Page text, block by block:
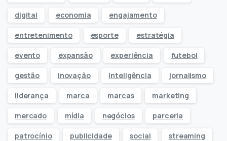
digital economia engajamento
entretenimento esporte estratégia
evento expansão experiência futebol
gestão inovação inteligência jornalismo
liderança marca marcas marketing
mercado mídia negócios parceria
patrocínio publicidade social streaming